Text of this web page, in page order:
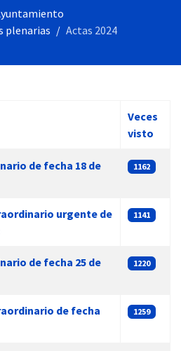
plenarias
Actas 2024
Veces
visto
de fecha 18 de
1162
urgente de
1141
de fecha 25 de
1220
de fecha
1259